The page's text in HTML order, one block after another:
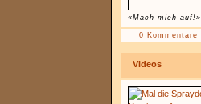
«Mach mich auf!»
0 Kommentare
Videos